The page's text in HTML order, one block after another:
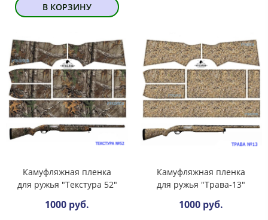
В КОРЗИНУ
Камуфляжная пленка
для ружья "Текстура 52"
1000 руб.
Камуфляжная пленка
для ружья "Трава-13"
1000 руб.